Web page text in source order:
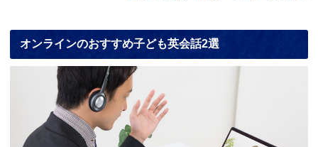
オンラインのおすすめ子ども英会話2選